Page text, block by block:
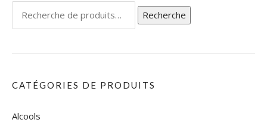
Recherche
CATÉGORIES DE PRODUITS
Alcools